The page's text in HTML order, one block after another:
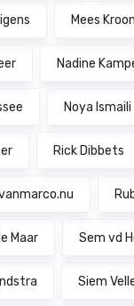
Mees Kroon
Nadine
Noya Ismaili
Rick Dibbets
Maar Sem vd
Siem